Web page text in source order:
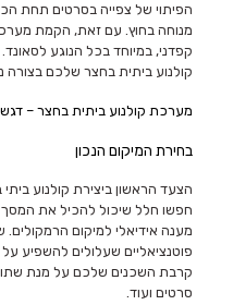
הפיתוי של צפייה בסרטים תחת
מנוחה בחוץ. עם זאת, הקמת
קפדני, במיוחד בכל הנוגע
קולנוע ביתית בחצר שלכם בצורה
מערכת קולנוע ביתית בחצר –
בחירת המיקום הנכון
הצעד הראשון ביצירת קולנוע
חפשו חלל שיכול להכיל את
מענה אידיאלי למיקום הרמקולים.
פוטנציאליים שעלולים להשפיע
קרבת השכנים שלכם על מנת
סרטים ועוד.